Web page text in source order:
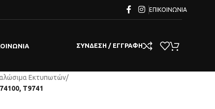
ΕΠΙΚΟΙΝΩΝΊΑ
ΣΎΝΔΕΣΗ / ΕΓΓΡΑΦΉ
Εκτυπωτών/
T9741